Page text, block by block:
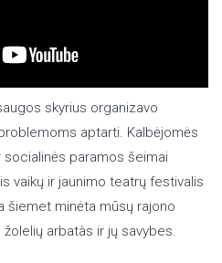
skyrius organizavo
aptarti. Kalbėjomės
socialinės paramos šeimai
vaikų ir jaunimo teatrų festivalis
šiemet minėta mūsų rajono
arbatàs ir jų savybes.